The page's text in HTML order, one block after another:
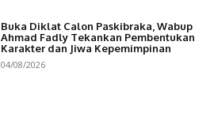
Buka Diklat Calon Paskibraka, Wabup
Ahmad Fadly Tekankan Pembentukan
Karakter dan Jiwa Kepemimpinan
04/08/2026